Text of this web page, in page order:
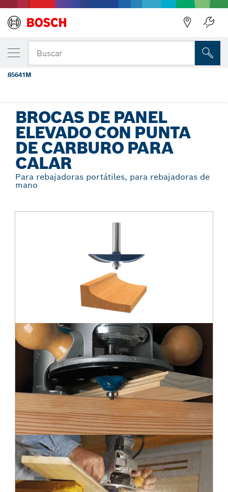
Buscar
BROCAS DE PANEL
ELEVADO CON PUNTA
DE CARBURO PARA
CALAR
Para rebajadoras portátiles, para rebajadoras de
mano
TU VARIANTE SELECCIONADA
Broca de panel elevado con punta de
carburo para calar, 3-3/8" x 1/2"
85641M